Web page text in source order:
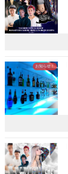
お知らせ！